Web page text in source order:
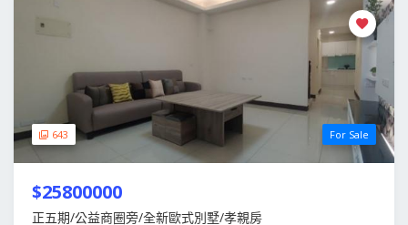
643 For Sale
$25800000
正五期/公益商圈旁/全新歐式別墅/孝親房